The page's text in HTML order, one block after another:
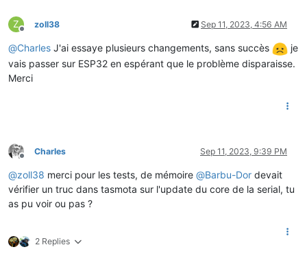
Z
Offline
zoll38 Sep 11, 2023, 4:56 AM
@Charles J'ai essaye plusieurs changements, sans succès
je
vais passer sur ESP32 en espérant que le problème disparaisse.
Merci
Offline
Charles Sep 11, 2023, 9:39 PM
@zoll38 merci pour les tests, de mémoire @Barbu-Dor devait
vérifier un truc dans tasmota sur l'update du core de la serial, tu
as pu voir ou pas ?
2 Replies